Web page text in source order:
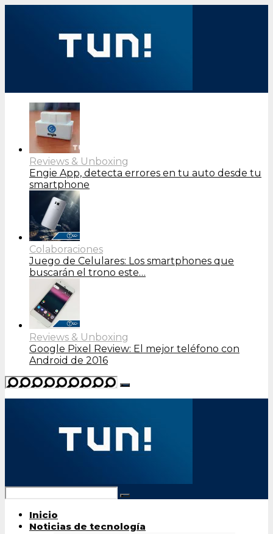
Reviews & Unboxing
Engie App, detecta errores en tu auto desde tu
smartphone
Colaboraciones
Juego de Celulares: Los smartphones que
buscarán el trono este…
Reviews & Unboxing
Google Pixel Review: El mejor teléfono con
Android de 2016
Inicio
Noticias de tecnología